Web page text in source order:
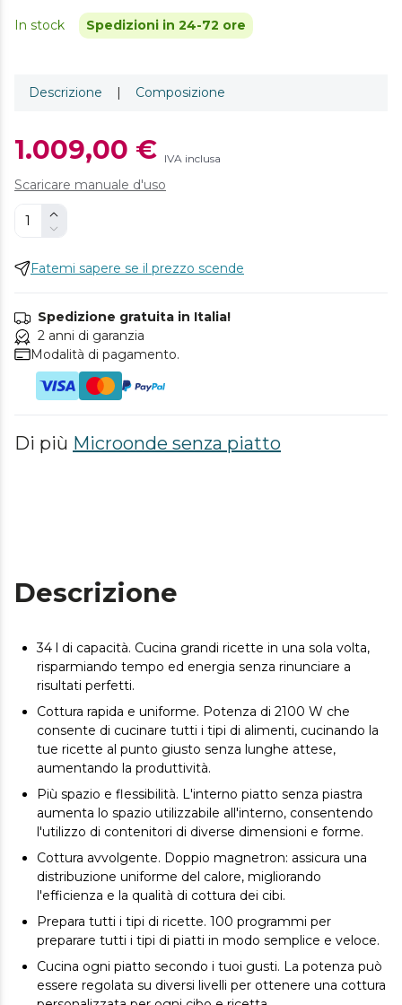
In stock Spedizioni in 24-72 ore
Descrizione | Composizione
1.009,00 € IVA inclusa
Scaricare manuale d'uso
Fatemi sapere se il prezzo scende
Spedizione gratuita in Italia!
2 anni di garanzia
Modalità di pagamento.
Di più Microonde senza piatto
Descrizione
34 l di capacità. Cucina grandi ricette in una sola volta,
risparmiando tempo ed energia senza rinunciare a
risultati perfetti.
Cottura rapida e uniforme. Potenza di 2100 W che
consente di cucinare tutti i tipi di alimenti, cucinando la
tue ricette al punto giusto senza lunghe attese,
aumentando la produttività.
Più spazio e flessibilità. L'interno piatto senza piastra
aumenta lo spazio utilizzabile all'interno, consentendo
l'utilizzo di contenitori di diverse dimensioni e forme.
Cottura avvolgente. Doppio magnetron: assicura una
distribuzione uniforme del calore, migliorando
l'efficienza e la qualità di cottura dei cibi.
Prepara tutti i tipi di ricette. 100 programmi per
preparare tutti i tipi di piatti in modo semplice e veloce.
Cucina ogni piatto secondo i tuoi gusti. La potenza può
essere regolata su diversi livelli per ottenere una cottura